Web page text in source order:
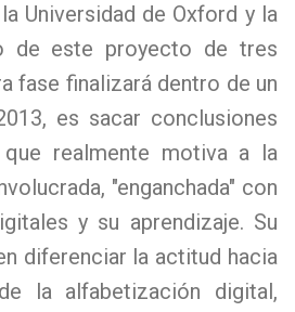
Universidad de Oxford y la
de este proyecto de tres
fase finalizará dentro de un
es sacar conclusiones
realmente motiva a la
"enganchada" con
y su aprendizaje. Su
diferenciar la actitud hacia
la alfabetización digital,